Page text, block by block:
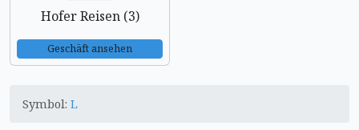
Hofer Reisen (3)
Geschäft ansehen
Symbol: L